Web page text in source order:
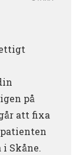
på
att fixa
i Skåne.